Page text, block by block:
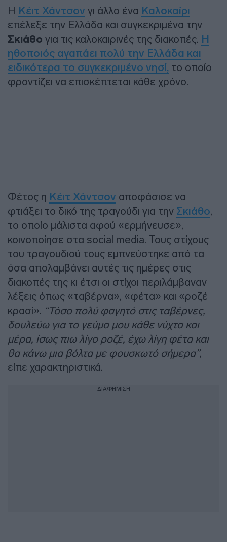
Η Κέιτ Χάντσον γι άλλο ένα Καλοκαίρι
επέλεξε την Ελλάδα και συγκεκριμένα την
Σκιάθο για τις καλοκαιρινές της διακοπές. Η
ηθοποιός αγαπάει πολύ την Ελλάδα και
ειδικότερα το συγκεκριμένο νησί, το οποίο
φροντίζει να επισκέπτεται κάθε χρόνο.
Φέτος η Κέιτ Χάντσον αποφάσισε να
φτιάξει το δικό της τραγούδι για την Σκιάθο,
το οποίο μάλιστα αφού «ερμήνευσε»,
κοινοποίησε στα social media. Τους στίχους
του τραγουδιού τους εμπνεύστηκε από τα
όσα απολαμβάνει αυτές τις ημέρες στις
διακοπές της κι έτσι οι στίχοι περιλάμβαναν
λέξεις όπως «ταβέρνα», «φέτα» και «ροζέ
κρασί». “Τόσο πολύ φαγητό στις ταβέρνες,
δουλεύω για το γεύμα μου κάθε νύχτα και
μέρα, ίσως πιω λίγο ροζέ, έχω λίγη φέτα και
θα κάνω μια βόλτα με φουσκωτό σήμερα”,
είπε χαρακτηριστικά.
ΔΙΑΦΗΜΙΣΗ